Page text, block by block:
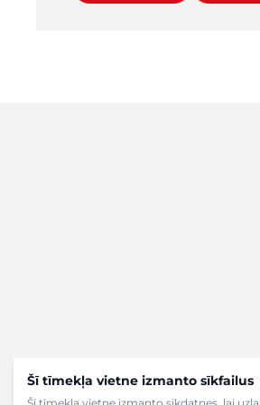
Šī tīmekļa vietne izmanto sīkfailus